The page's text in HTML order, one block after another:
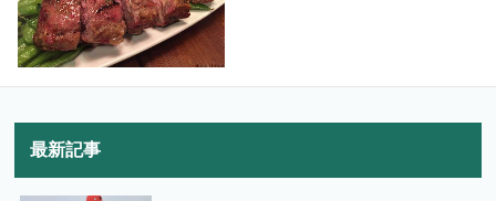
最新記事